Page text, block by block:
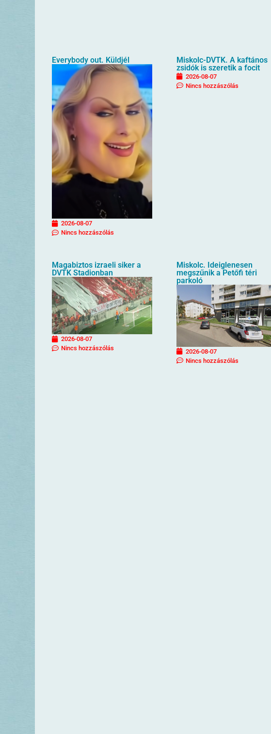
Everybody out. Küldjél
2026-08-07
Nincs hozzászólás
Miskolc-DVTK. A kaftános
zsidók is szeretik a focit
2026-08-07
Nincs hozzászólás
Magabiztos izraeli siker a
DVTK Stadionban
2026-08-07
Nincs hozzászólás
Miskolc. Ideiglenesen
megszűnik a Petőfi téri
parkoló
2026-08-07
Nincs hozzászólás